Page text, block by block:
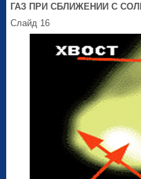
ГАЗ ПРИ СБЛИЖЕНИИ С
Слайд 16